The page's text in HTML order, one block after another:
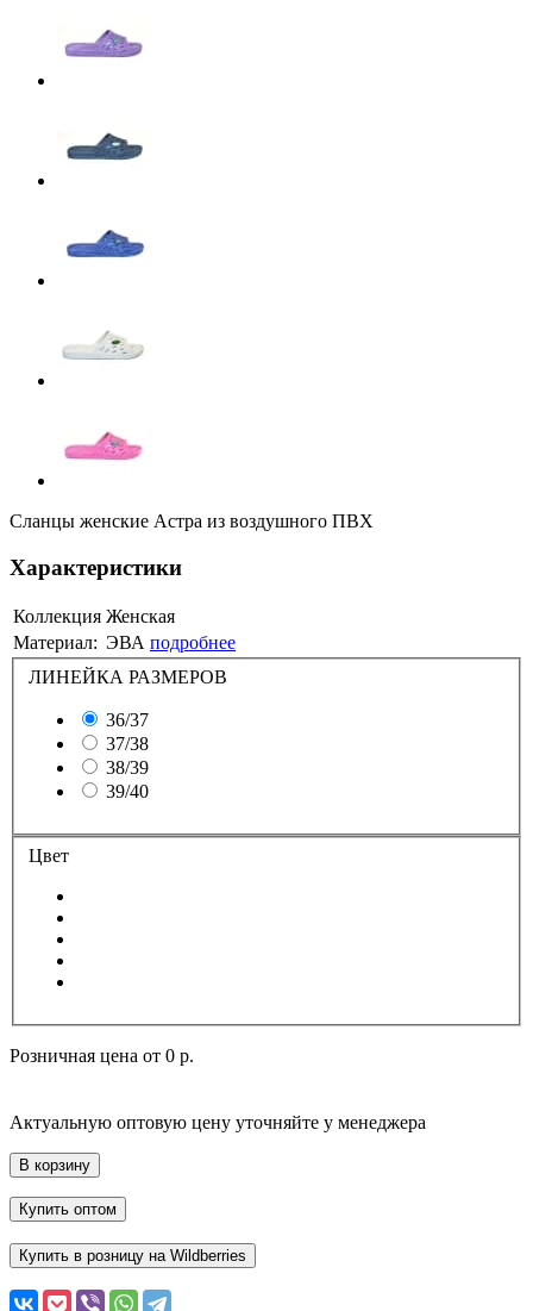
Сланцы женские Астра из воздушного ПВХ
Характеристики
Коллекция Женская
Материал: ЭВА подробнее
ЛИНЕЙКА РАЗМЕРОВ
36/37
37/38
38/39
39/40
Цвет
Розничная цена от 0 р.
Актуальную оптовую цену уточняйте у менеджера
В корзину
Купить оптом
Купить в розницу на Wildberries